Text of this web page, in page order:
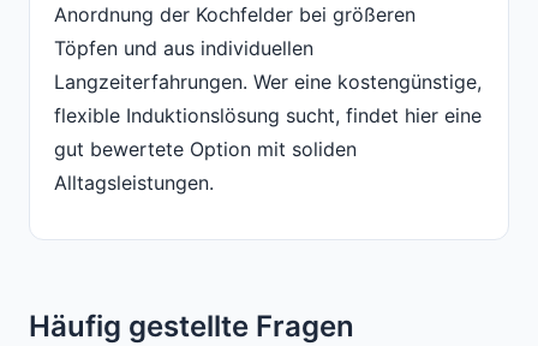
Anordnung der Kochfelder bei größeren
Töpfen und aus individuellen
Langzeiterfahrungen. Wer eine kostengünstige,
flexible Induktionslösung sucht, findet hier eine
gut bewertete Option mit soliden
Alltagsleistungen.
Häufig gestellte Fragen